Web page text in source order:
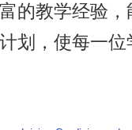
的教学经验
划，使每一